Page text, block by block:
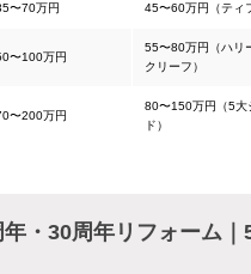
〜70万円 45〜60万円（ティ
〜100万円
55〜80万円（ハリ
クリーフ）
〜200万円
80〜150万円（5大
ド）
・30周年リフォーム｜